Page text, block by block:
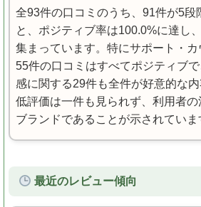
全93件の口コミのうち、91件が5段
と、ポジティブ率は100.0%に達し
集まっています。特にサポート・
55件の口コミはすべてポジティブ
感に関する29件も全件が好意的な内
低評価は一件も見られず、利用者
ブランドであることが示されていま
最近のレビュー傾向